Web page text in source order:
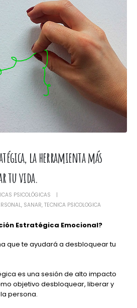
la herramienta más
tu vida.
PSICOLÓGICAS
, SANAR, TECNICA PSICOLOGICA
Estratégica Emocional?
que te ayudará a desbloquear tu
es una sesión de alto impacto
objetivo desbloquear, liberar y
persona.